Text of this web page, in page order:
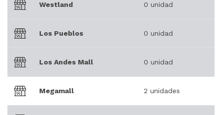
Westland 0 unidad
Los Pueblos 0 unidad
Los Andes Mall 0 unidad
Megamall 2 unidades